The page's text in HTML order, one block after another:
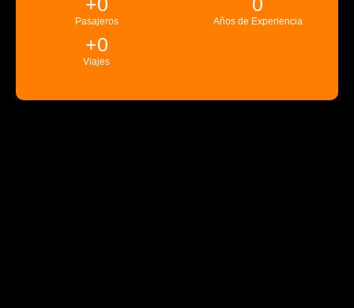
Pasajeros Años de Experiencia
Viajes
+0